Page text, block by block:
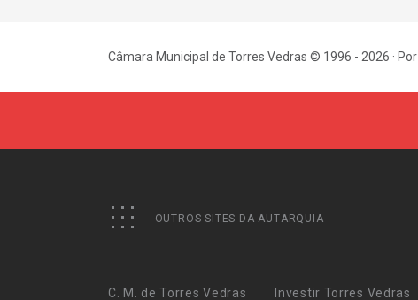
Câmara Municipal de Torres Vedras © 1996 - 2026 · Por
OUTROS SITES DA AUTARQUIA
C. M. de Torres Vedras Investir Torres Vedras